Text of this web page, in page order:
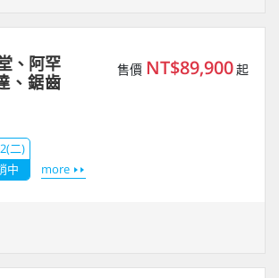
、阿罕
、鋸齒
售價 NT$89,900起
二)
中
more